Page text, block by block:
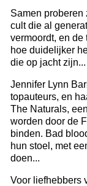
Samen proberen
cult die al
vermoordt, en de
hoe duidelijker
die op jacht
Jennifer Lynn
topauteurs, en
The Naturals,
worden door de
binden. Bad
hun stoel, met
doen...
Voor liefhebbers